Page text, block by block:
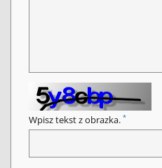
Wpisz tekst z obrazka. *